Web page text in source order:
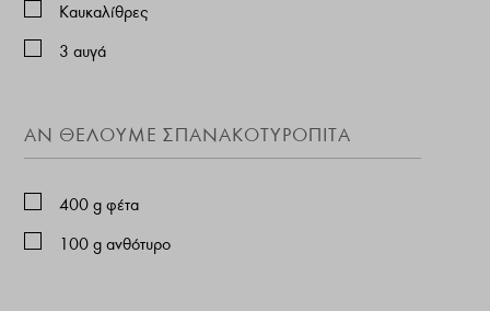
Καυκαλίθρες
3 αυγά
ΑΝ ΘΈΛΟΥΜΕ ΣΠΑΝΑΚΟΤΥΡΌΠΙΤΑ
400 g φέτα
100 g ανθότυρο